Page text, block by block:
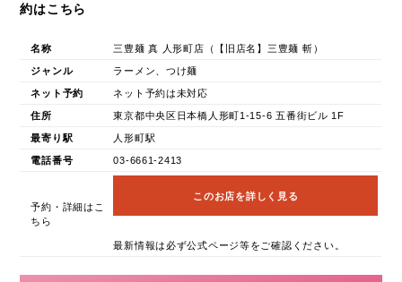
約はこちら
名称 三豊麺 真 人形町店（【旧店名】三豊麺 斬）
ジャンル ラーメン、つけ麺
ネット予約 ネット予約は未対応
住所 東京都中央区日本橋人形町1-15-6 五番街ビル 1F
最寄り駅 人形町駅
電話番号 03-6661-2413
予約・詳細はこ
ちら
このお店を詳しく見る
最新情報は必ず公式ページ等をご確認ください。